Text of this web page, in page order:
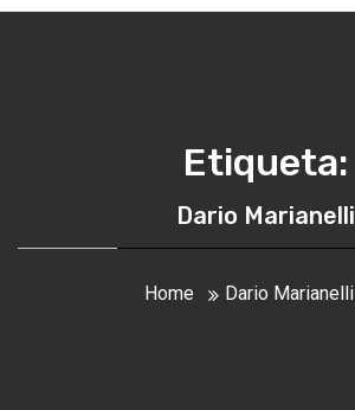
Etiqueta:
Dario Marianelli
Home Dario Marianelli